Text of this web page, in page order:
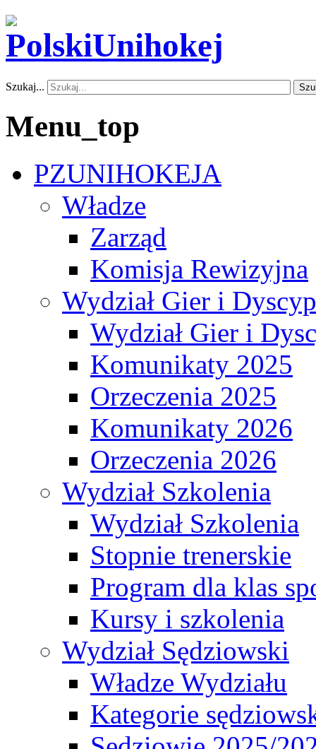
Szukaj...
Menu_top
PZUNIHOKEJA
Władze
Zarząd
Komisja Rewizyjna
Wydział Gier i
Wydział Gier i
Komunikaty 2025
Orzeczenia 2025
Komunikaty 2026
Orzeczenia 2026
Wydział Szkolenia
Wydział Szkolenia
Stopnie trenerskie
Program dla klas
Kursy i szkolenia
Wydział Sędziowski
Władze Wydziału
Kategorie